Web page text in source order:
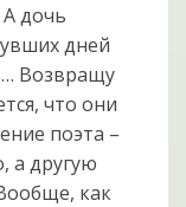
дочь
дней
Возвращу
что они
поэта –
а другую
как